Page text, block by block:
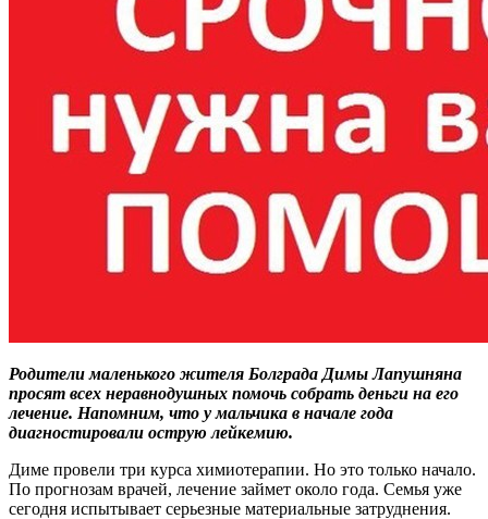
Родители маленького жителя Болграда Димы Лапушняна
просят всех неравнодушных помочь собрать деньги на его
лечение. Напомним, что у мальчика в начале года
диагностировали острую лейкемию.
Диме провели три курса химиотерапии. Но это только начало.
По прогнозам врачей, лечение займет около года. Семья уже
сегодня испытывает серьезные материальные затруднения.